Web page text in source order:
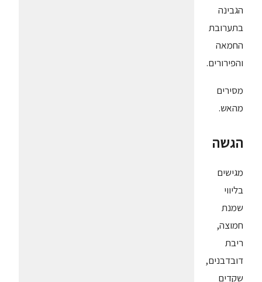
הגבינה
בתערובת
החמאה
והפירורים.
מסירים
מהאש.
הגשה
מגישים
בליווי
שמנת
חמוצה,
ריבת
דובדבנים,
שקדים